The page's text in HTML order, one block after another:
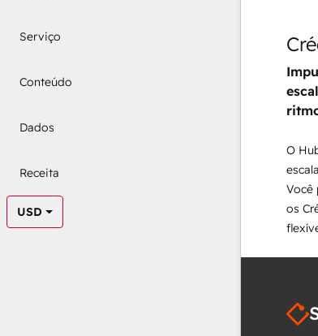
USD
Serviço
Conteúdo
Dados
Receita
O
Você
os